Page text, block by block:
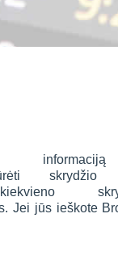
skrydžio
Jei jūs ieškote